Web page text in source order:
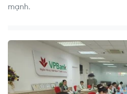
mạnh.